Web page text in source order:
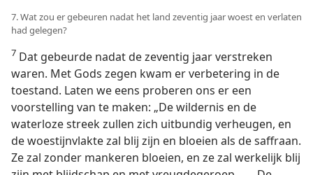
7. Wat zou er gebeuren nadat het land zeventig jaar woest en verlaten
had gelegen?
7 Dat gebeurde nadat de zeventig jaar verstreken
waren. Met Gods zegen kwam er verbetering in de
toestand. Laten we eens proberen ons er een
voorstelling van te maken: „De wildernis en de
waterloze streek zullen zich uitbundig verheugen, en
de woestijnvlakte zal blij zijn en bloeien als de saffraan.
Ze zal zonder mankeren bloeien, en ze zal werkelijk blij